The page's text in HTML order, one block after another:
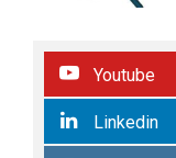
Youtube
Linkedin